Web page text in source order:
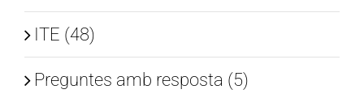
ITE (48)
Preguntes amb resposta (5)